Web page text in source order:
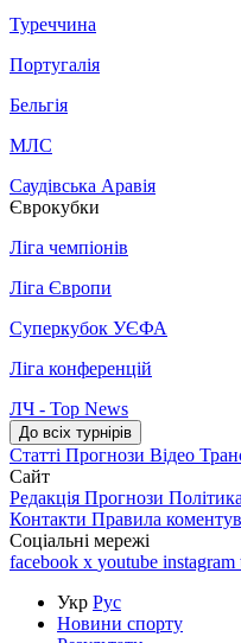
Туреччина
Португалія
Бельгія
МЛС
Саудівська Аравія
Єврокубки
Ліга чемпіонів
Ліга Європи
Суперкубок УЄФА
Ліга конференцій
ЛЧ - Top News
До всіх турнірів
Статті Прогнози Відео
Сайт
Редакція Прогнози
Контакти Правила
Соціальні мережі
facebook x youtube instagram
Укр Рус
Новини спорту